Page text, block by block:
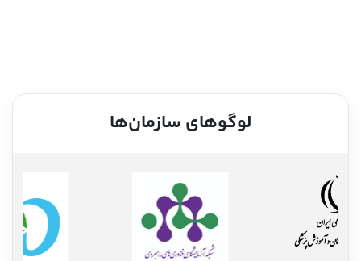
لوگوهای سازمان‌ها